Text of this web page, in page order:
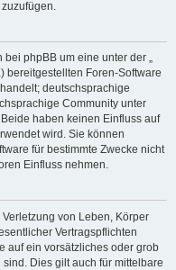
phpBB um eine unter der „
bereitgestellten Foren-Software
deutschsprachige
Community unter
haben keinen Einfluss auf
wird. Sie können
für bestimmte Zwecke nicht
Einfluss nehmen.
von Leben, Körper
Vertragspflichten
auf ein vorsätzliches oder grob
Dies gilt auch für mittelbare